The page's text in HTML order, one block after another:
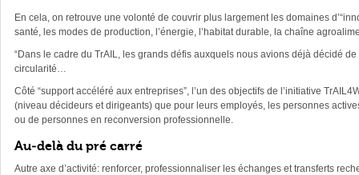
En cela, on retrouve une volonté de couvrir plus largement les domaines
santé, les modes de production, l’énergie, l’habitat durable, la chaîne
“Dans le cadre du TrAIL, les grands défis auxquels nous avions déjà décidé
circularité…
Côté “support accéléré aux entreprises”, l’un des objectifs de l’initiative
(niveau décideurs et dirigeants) que pour leurs employés, les personnes
ou de personnes en reconversion professionnelle.
Au-delà du pré carré
Autre axe d’activité: renforcer, professionnaliser les échanges et transferts